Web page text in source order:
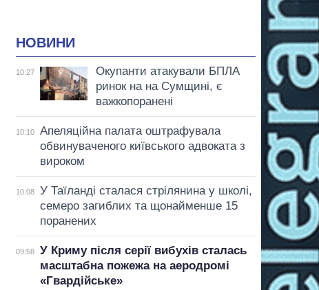
НОВИНИ
10:27
Окупанти атакували БПЛА
ринок на на Сумщині, є
важкопоранені
10:10
Апеляційна палата оштрафувала
обвинуваченого київського адвоката з
вироком
10:08
У Таїланді сталася стрілянина у школі,
семеро загиблих та щонайменше 15
поранених
09:58
У Криму після серії вибухів сталась
масштабна пожежа на аеродромі
«Гвардійське»